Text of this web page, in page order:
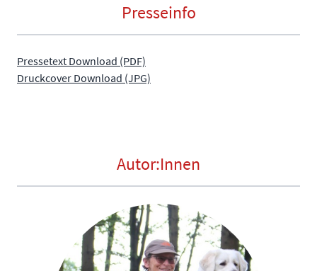
Presseinfo
Pressetext Download (PDF)
Druckcover Download (JPG)
Autor:Innen